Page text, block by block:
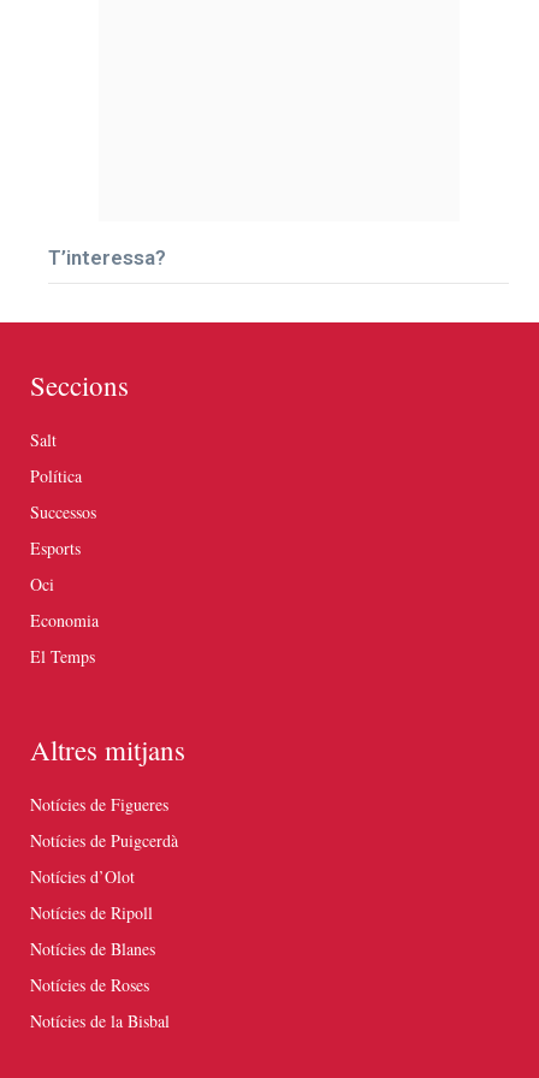
T’interessa?
Seccions
Salt
Política
Successos
Esports
Oci
Economia
El Temps
Altres mitjans
Notícies de Figueres
Notícies de Puigcerdà
Notícies d’Olot
Notícies de Ripoll
Notícies de Blanes
Notícies de Roses
Notícies de la Bisbal